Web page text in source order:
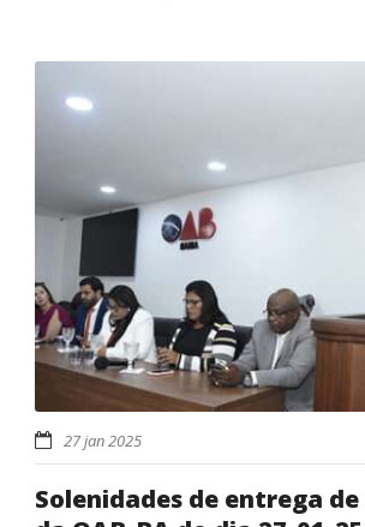
27 jan 2025
Solenidades de entrega